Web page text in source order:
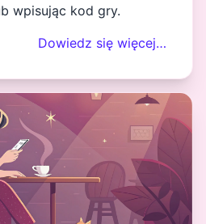
wpisując kod gry.
Dowiedz się więcej…